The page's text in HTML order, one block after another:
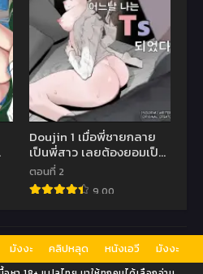
Doujin 1 เมื่อพี่ชายกลาย
เป็นพี่สาว เลยต้องยอมเป็น
ตุ๊กตาบำเรอกามให้น้องชาย
ตอนที่ 2
9.00
มังงะ คลิปหลุด หนังเอวี มังงะ